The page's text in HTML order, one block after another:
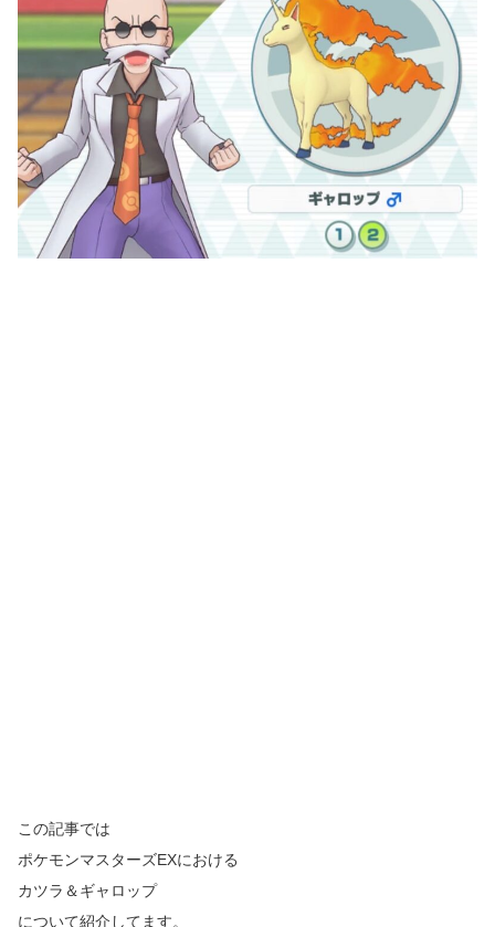
この記事では
ポケモンマスターズEXにおける
カツラ＆ギャロップ
について紹介してます。